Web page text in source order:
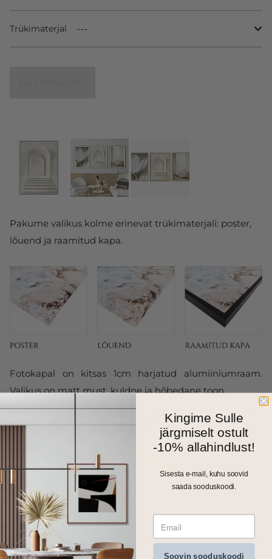
Pakume valikus kolme erinevat trükimaterjali: poster,
lõuend ja raamitud kapa.
Fotokapal on kitsas 1cm harjatud alumiiniumraam.
Valikus on matt must, kuldne ja hõbedane toon.
Trükimaterjal
Kõik meie seinapildid, fotolõuendid ja kapad trükitakse
Kingime Sulle
järgmiselt ostult
-10% allahindlust!
Sisesta e-mail, kuhu soovid
saada sooduskoodi.
Soovin sooduskoodi